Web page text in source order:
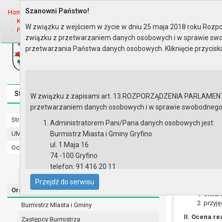
Home Organy Rada Miejska
Komisja Budżetu, Finansów, Rol..
Porządek obrad
Biuletyn Informacji Publicznej
Urząd Miasta i Gminy w Gryfinie
Strona główna Mapa serwisu Aktualności
Strona główna
UMiG - telefony wewnętrzne
Ochrona danych osobowych
Urząd Miasta i Gminy w Gryfinie
Straż Miejska
Organy
Burmistrz Miasta i Gminy
Zastępcy Burmistrza
Porządek
II. Ocena
Szanowni Państwo!
W związku z wejściem w życie w dniu 25 maja 2018 roku
związku z przetwarzaniem danych osobowych i w sprawie
przetwarzania Państwa danych osobowych. Kliknięcie
W związku z zapisami art. 13 ROZPORZĄDZENIA
przetwarzaniem danych osobowych i w sprawie
Administratorem Pani/Pana danych osobowych jest:
Burmistrz Miasta i Gminy Gryfino
ul. 1 Maja 16
74 -100 Gryfino
telefon: 91 416 20 11
e-mail:
burmistrz@gryfino.pl
Dane kontaktowe Inspektora Ochrony Danych:
telefon: 91 416 20 11
e-mail:iod@gryfino.pl
Przejdź do serwisu